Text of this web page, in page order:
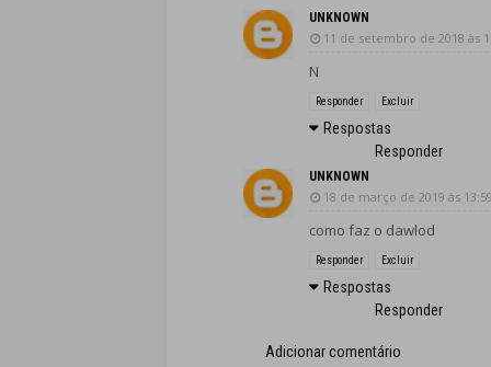
UNKNOWN
11 de setembro de 2018 às
N
Responder Excluir
Respostas
Responder
UNKNOWN
18 de março de 2019 às
como faz o dawlod
Responder Excluir
Respostas
Responder
Adicionar comentário